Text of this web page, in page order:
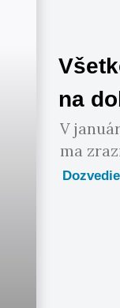
na
V
ma